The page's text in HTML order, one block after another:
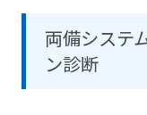
両備システ
ン診断